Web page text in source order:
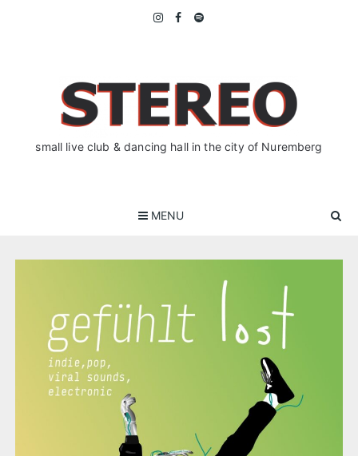
small live club & dancing hall in the city of Nuremberg
MENU